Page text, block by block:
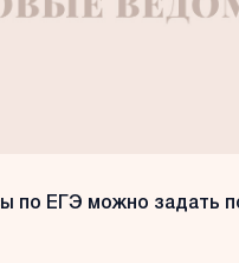
по ЕГЭ можно задать